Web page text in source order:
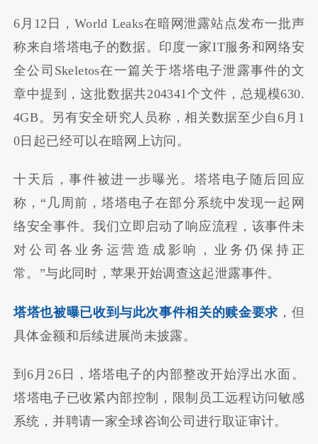
6月12日，World Leaks在暗网泄露站点发布一批声
称来自塔塔电子的数据。印度一家IT服务和网络安
全公司Skeletos在一篇关于塔塔电子泄露事件的文
章中提到，这批数据共204341个文件，总规模630.
4GB。另有安全研究人员称，相关数据至少自6月1
0日起已经可以在暗网上访问。
十天后，事件被进一步曝光。塔塔电子随后回应
称，“几周前，塔塔电子在部分系统中发现一起网
络安全事件。我们立即启动了响应流程，该事件未
对公司各业务运营造成影响，业务仍保持正
常。”与此同时，苹果开始调查这起泄露事件。
塔塔也被曝已收到与此次事件相关的赎金要求 ，但
具体金额和后续进展尚未披露。
到6月26日，塔塔电子的内部整改开始浮出水面。
塔塔电子已收紧内部控制，限制员工远程访问敏感
系统，并聘请一家全球咨询公司进行取证审计。